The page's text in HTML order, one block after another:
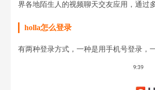
界各地陌生人的视频聊天交友应用，通过
holla怎么登录
有两种登录方式，一种是用手机号登录，